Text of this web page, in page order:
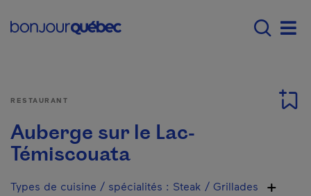
Main navigation -
RESTAURANT
Auberge sur le Lac-
Témiscouata
Types de cuisine / spécialités : Steak / Grillades